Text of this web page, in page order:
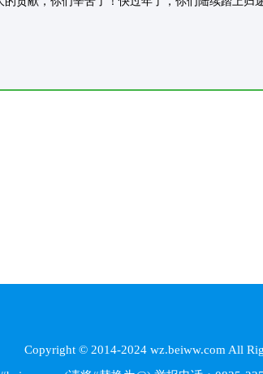
Copyright © 2014-2024 wz.beiww.com All